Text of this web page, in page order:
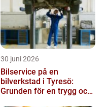
30 juni 2026
Bilservice på en
bilverkstad i Tyresö:
Grunden för en trygg och